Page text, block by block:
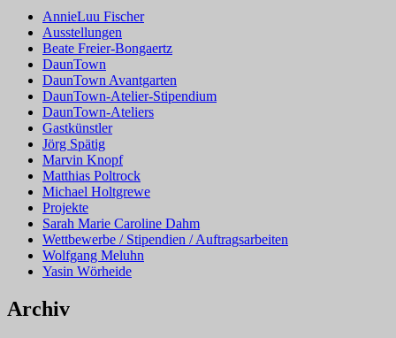
AnnieLuu Fischer
Ausstellungen
Beate Freier-Bongaertz
DaunTown
DaunTown Avantgarten
DaunTown-Atelier-Stipendium
DaunTown-Ateliers
Gastkünstler
Jörg Spätig
Marvin Knopf
Matthias Poltrock
Michael Holtgrewe
Projekte
Sarah Marie Caroline Dahm
Wettbewerbe / Stipendien / Auftragsarbeiten
Wolfgang Meluhn
Yasin Wörheide
Archiv